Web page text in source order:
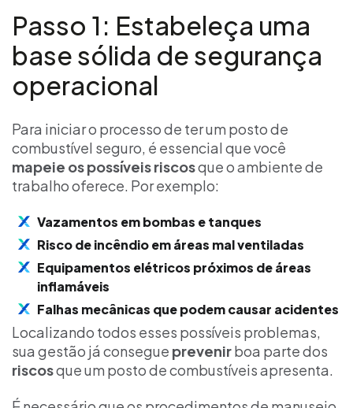
Passo 1: Estabeleça uma
base sólida de segurança
operacional
Para iniciar o processo de ter um posto de
combustível seguro, é essencial que você
mapeie os possíveis riscosque o ambiente de
trabalho oferece. Por exemplo:
Vazamentos em bombas e tanques
Risco de incêndio em áreas mal ventiladas
Equipamentos elétricos próximos de áreas
inflamáveis
Falhas mecânicas que podem causar acidentes
Localizando todos esses possíveis problemas,
sua gestão já consegue prevenirboa parte dos
riscosque um posto de combustíveis apresenta.